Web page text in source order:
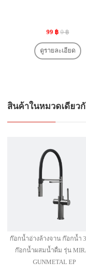
99 ฿ 0 ฿
ดูรายละเอียด
สินค้าในหมวดเดียว
ก๊อกน้ำอ่างล้างจาน ก๊อกน้ำ
ก๊อกน้ำผสมน้ำดื่ม รุ่น
GUNMETAL EP